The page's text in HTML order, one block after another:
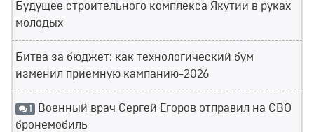
Будущее строительного комплекса Якутии в руках
молодых
Битва за бюджет: как технологический бум
изменил приемную кампанию-2026
1 Военный врач Сергей Егоров отправил на СВО
бронемобиль